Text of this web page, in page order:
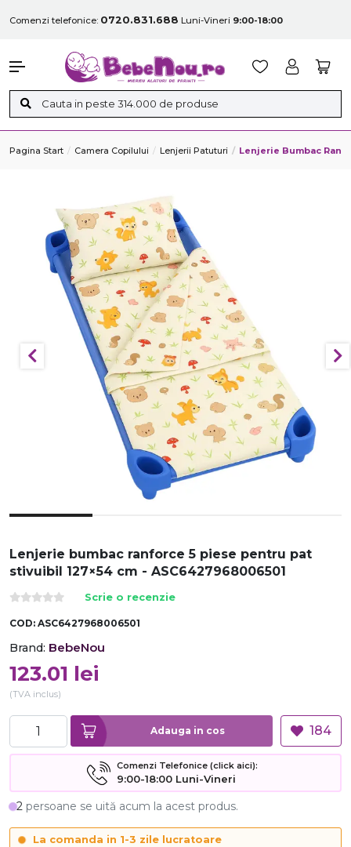
Comenzi telefonice: 0720.831.688 Luni-Vineri 9:00-18:00
Pagina Start Camera Copilului Lenjerii Patuturi Lenjerie Bumbac
Lenjerie bumbac ranforce 5 piese pentru pat
stivuibil 127×54 cm - ASC6427968006501
Scrie o recenzie
COD: ASC6427968006501
Brand: BebeNou
123.01 lei
(TVA inclus)
Adauga in cos 184
Comenzi Telefonice (click aici):
9:00-18:00 Luni-Vineri
2 persoane se uită acum la acest produs.
La comanda in 1-3 zile lucratoare